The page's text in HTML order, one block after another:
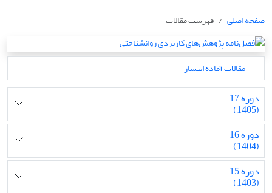
صفحه اصلی فهرست مقالات
مقالات آماده انتشار
دوره 17
(1405)
دوره 16
(1404)
دوره 15
(1403)